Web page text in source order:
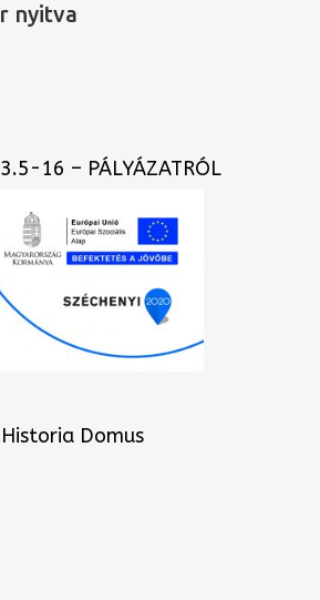
nyitva
16 – PÁLYÁZATRÓL
Historia Domus